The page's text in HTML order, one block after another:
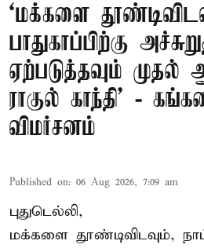
‘மக்களை
பாதுகாப்பிற்கு
ஏற்படுத்தவும்
ராகுல் காந்தி’ -
விமர்சனம்
Published on: 06 Aug 2026, 7:09 am
புதுடெல்லி,
மக்களை தூண்டிவிடவும்,